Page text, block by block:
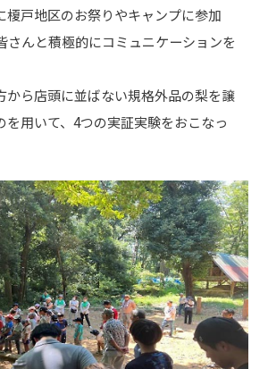
榎戸地区のお祭りやキャンプに参加
さんと積極的にコミュニケーションを
から店頭に並ばない規格外品の梨を譲
を用いて、4つの実証実験をおこなっ